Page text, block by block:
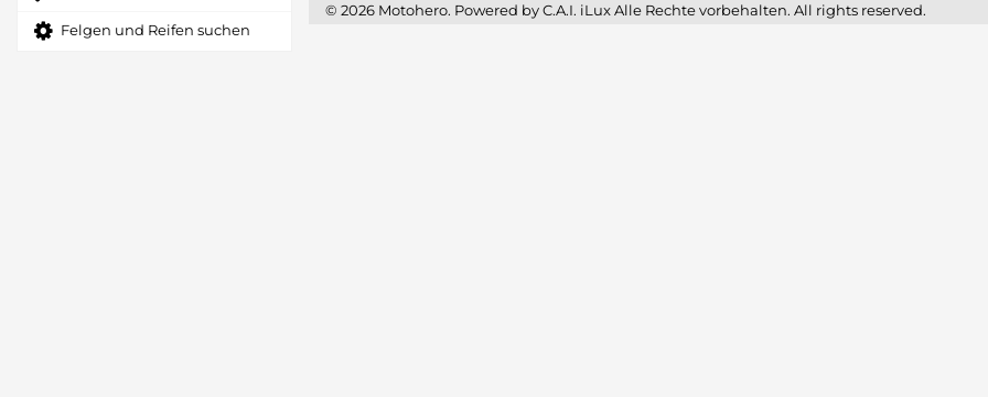
Felgen und Reifen suchen
© 2026 Motohero. Powered by C.A.I. iLux Alle Rechte vorbehalten. All rights reserved.